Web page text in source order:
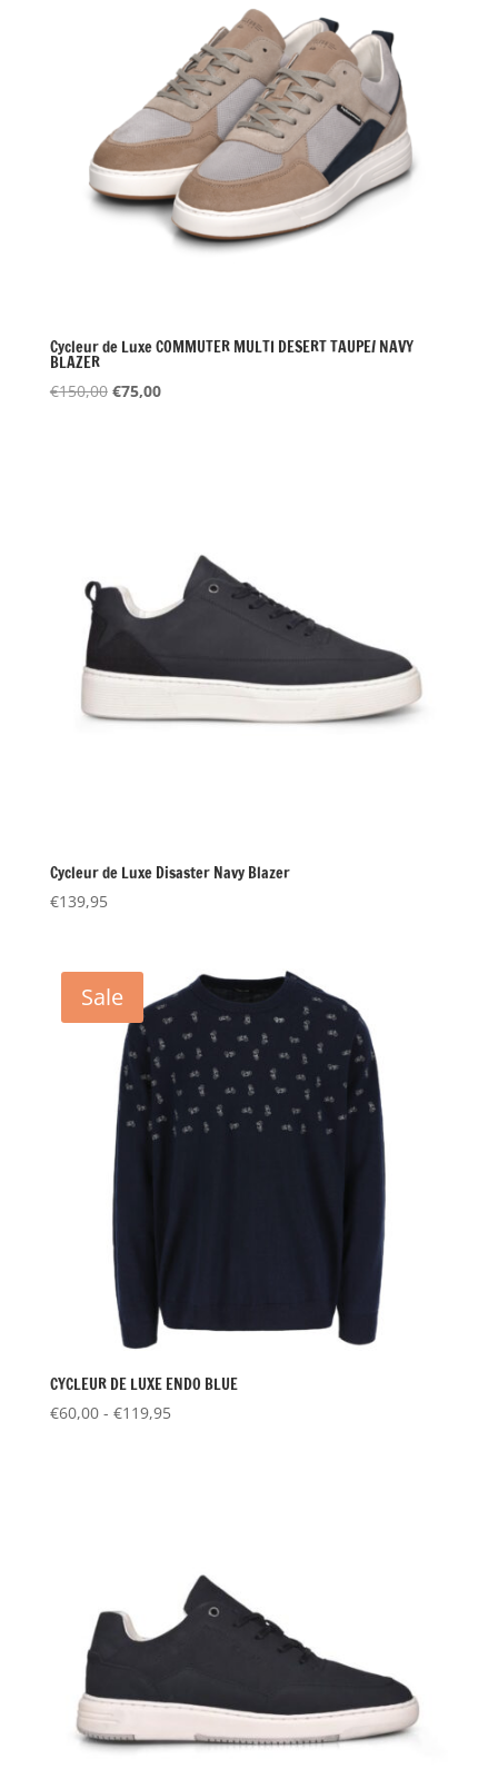
Cycleur de Luxe COMMUTER MULTI DESERT TAUPE/ NAVY
BLAZER
€150,00 Oorspronkelijke
€75,00Huidige
Cycleur de Luxe Disaster Navy Blazer
€139,95
Sale
CYCLEUR DE LUXE ENDO BLUE
€60,00 - €119,95Prijsklasse: